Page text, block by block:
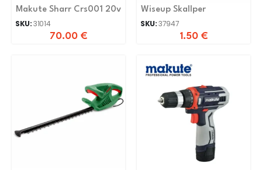
Makute Sharr Crs001 20v
SKU:31014
70.00 €
Wiseup Skallper
SKU:37947
1.50 €